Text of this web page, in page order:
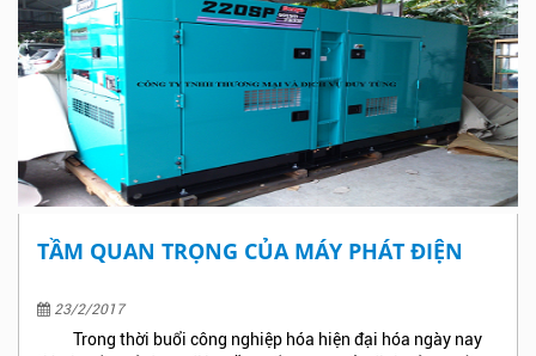
TẦM QUAN TRỌNG CỦA MÁY PHÁT ĐIỆN
23/2/2017
Trong thời buổi công nghiệp hóa hiện đại hóa ngày nay